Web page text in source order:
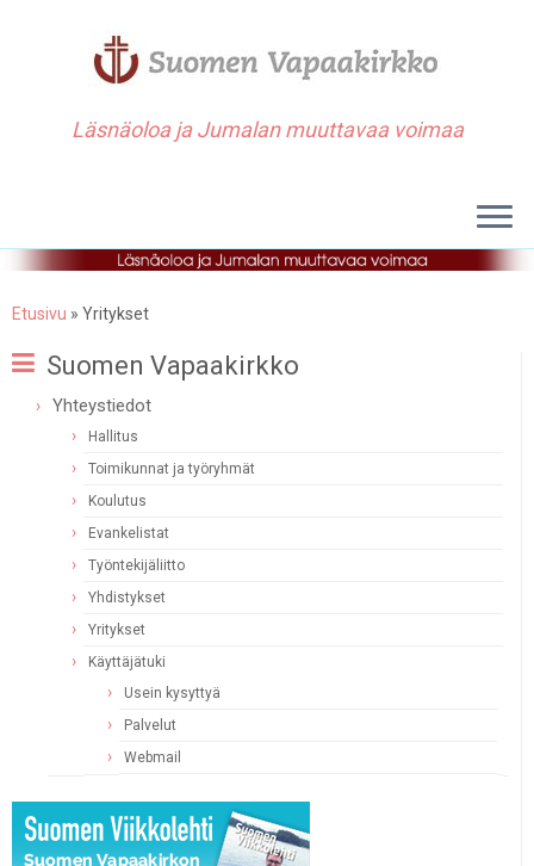
Läsnäoloa ja Jumalan muuttavaa voimaa
Etusivu » Yritykset
Suomen Vapaakirkko
Yhteystiedot
Hallitus
Toimikunnat ja työryhmät
Koulutus
Evankelistat
Työntekijäliitto
Yhdistykset
Yritykset
Käyttäjätuki
Usein kysyttyä
Palvelut
Webmail